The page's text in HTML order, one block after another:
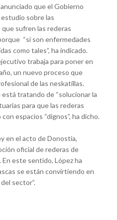
que el Gobierno
sobre las
sufren las rederas
“si son enfermedades
como tales”, ha indicado.
trabaja para poner en
un nuevo proceso que
de las neskatillas.
tratando de “solucionar la
para que las rederas
espacios “dignos”, ha dicho.
en el acto de Donostia,
oficial de rederas de
En este sentido, López ha
se están convirtiendo en
sector”.